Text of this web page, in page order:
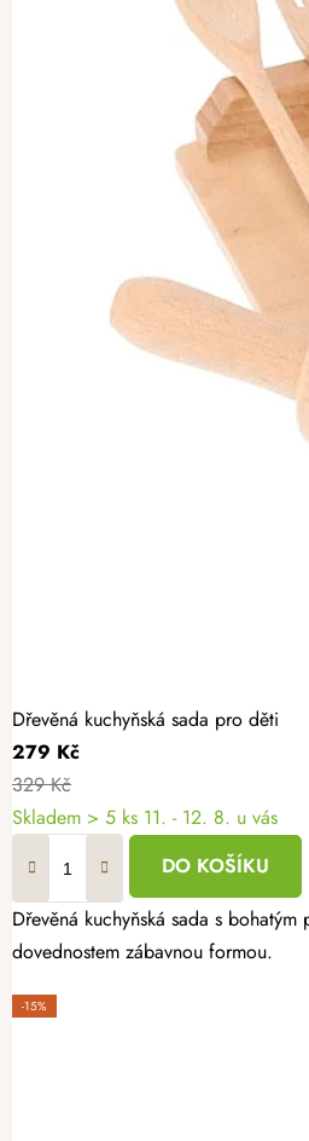
Dřevěná kuchyňská sada pro děti
279 Kč
329 Kč
Skladem > 5 ks 11. - 12. 8. u vás
DO KOŠÍKU
Dřevěná kuchyňská sada s
dovednostem zábavnou formou.
-15%